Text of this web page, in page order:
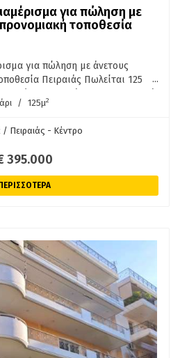
για πώληση με
τοποθεσία
για πώληση με άνετους
Πειραιάς Πωλείται 125
Κωνσταντίνος). Διαθέτει 4
είναι επιπλωμένος ως γραφείο
ΤΙΜΗ 395.000 €
...
/ 125μ2
Πειραιάς - Κέντρο
395.000
ΠΕΡΙΣΣΟΤΕΡΑ